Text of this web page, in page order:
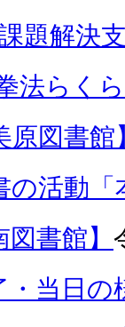
題解決
法らく
原図書館
の活動
書館】
・当日